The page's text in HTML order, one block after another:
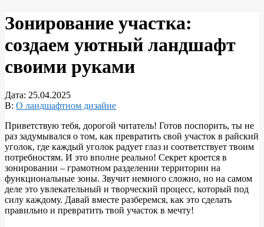
Зонирование участка:
создаем уютный ландшафт
своими руками
Дата: 25.04.2025
В: О ландшафтном дизайне
Приветствую тебя, дорогой читатель! Готов поспорить, ты не
раз задумывался о том, как превратить свой участок в райский
уголок, где каждый уголок радует глаз и соответствует твоим
потребностям. И это вполне реально! Секрет кроется в
зонировании – грамотном разделении территории на
функциональные зоны. Звучит немного сложно, но на самом
деле это увлекательный и творческий процесс, который под
силу каждому. Давай вместе разберемся, как это сделать
правильно и превратить твой участок в мечту!